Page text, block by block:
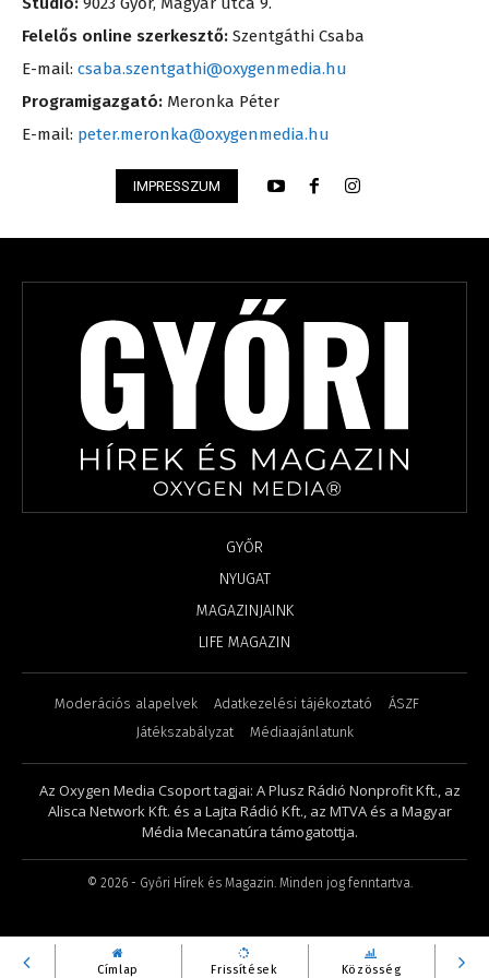
Címlap Frissítések Közösség
Felelős online szerkesztő: Szentgáthi Csaba
E-mail: csaba.szentgathi@oxygenmedia.hu
Programigazgató: Meronka Péter
E-mail: peter.meronka@oxygenmedia.hu
IMPRESSZUM
GYŐR
NYUGAT
MAGAZINJAINK
LIFE MAGAZIN
Moderációs alapelvek Adatkezelési tájékoztató
ÁSZF
Játékszabályzat
Médiaajánlatunk
Az Oxygen Media Csoport tagjai: A Plusz Rádió Nonprofit Kft., az
Alisca Network Kft. és a Lajta Rádió Kft., az MTVA és a Magyar
Média Mecanatúra támogatottja.
© 2026 - Győri Hírek és Magazin. Minden jog fenntartva.